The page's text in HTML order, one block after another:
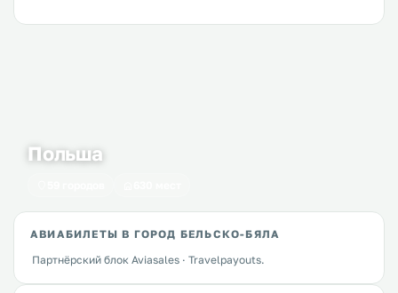
Польша
АВИАБИЛЕТЫ В ГОРОД БЕЛЬСКО-БЯЛА
Партнёрский блок Aviasales · Travelpayouts.